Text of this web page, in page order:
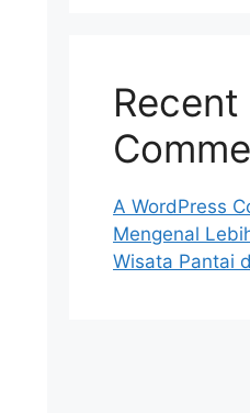
Recent
A WordPress
Mengenal
Wisata Pantai